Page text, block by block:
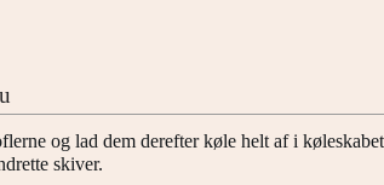
og lad dem derefter køle helt af i
skiver.